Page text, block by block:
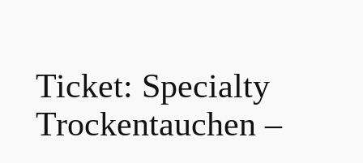
Ticket: Specialty
Trockentauchen –